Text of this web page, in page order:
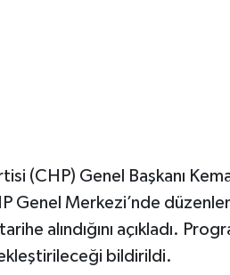
(CHP) Genel Başkanı
Genel Merkezi’nde
alındığını açıkladı.
bildirildi.